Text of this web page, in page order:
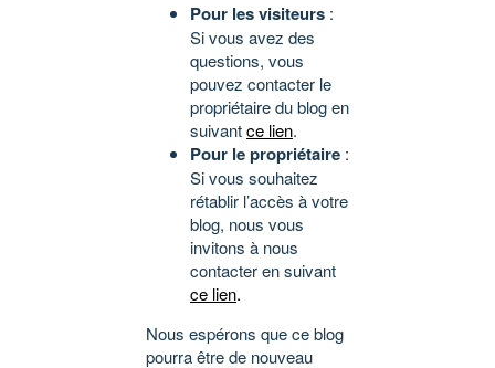
Pour les visiteurs :
Si vous avez des
questions, vous
pouvez contacter le
propriétaire du blog en
suivantce lien.
Pour le propriétaire :
Si vous souhaitez
rétablir l’accès à votre
blog, nous vous
invitons à nous
contacter en suivant
ce lien.
Nous espérons que ce blog
pourra être de nouveau